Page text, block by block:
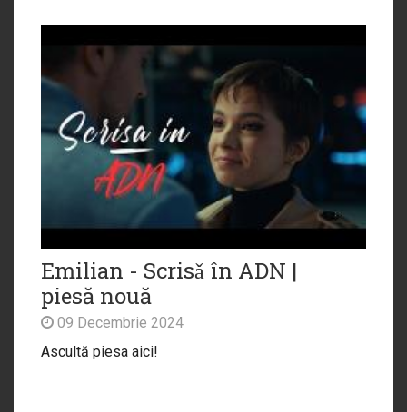
Emilian - Scrisǎ în ADN |
piesă nouă
09 Decembrie 2024
Ascultă piesa aici!